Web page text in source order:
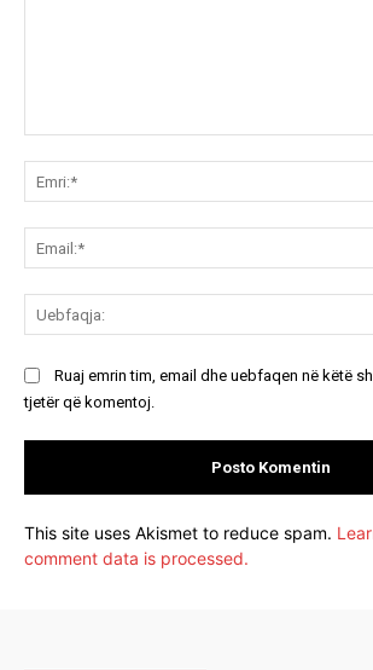
Ruaj emrin tim, email dhe uebfaqen në këtë
tjetër që komentoj.
This site uses Akismet to reduce spam.
comment data is processed.